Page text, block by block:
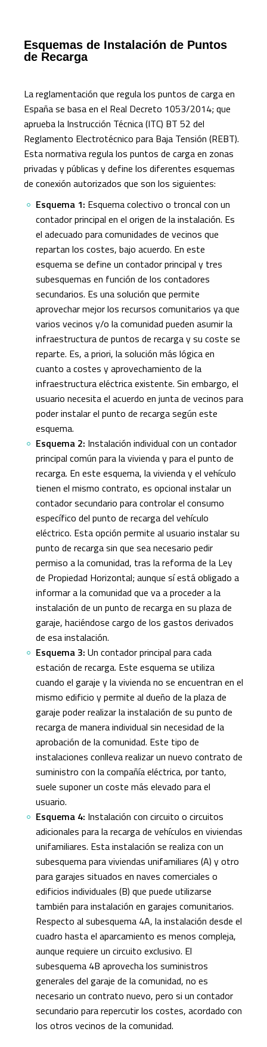
Esquemas de Instalación de Puntos
de Recarga
La reglamentación que regula los puntos de carga en
España se basa en el Real Decreto 1053/2014; que
aprueba la Instrucción Técnica (ITC) BT 52 del
Reglamento Electrotécnico para Baja Tensión (REBT).
Esta normativa regula los puntos de carga en zonas
privadas y públicas y define los diferentes esquemas
de conexión autorizados que son los siguientes:
Esquema 1: Esquema colectivo o troncal con un
contador principal en el origen de la instalación. Es
el adecuado para comunidades de vecinos que
repartan los costes, bajo acuerdo. En este
esquema se define un contador principal y tres
subesquemas en función de los contadores
secundarios. Es una solución que permite
aprovechar mejor los recursos comunitarios ya que
varios vecinos y/o la comunidad pueden asumir la
infraestructura de puntos de recarga y su coste se
reparte. Es, a priori, la solución más lógica en
cuanto a costes y aprovechamiento de la
infraestructura eléctrica existente. Sin embargo, el
usuario necesita el acuerdo en junta de vecinos para
poder instalar el punto de recarga según este
esquema.
Esquema 2: Instalación individual con un contador
principal común para la vivienda y para el punto de
recarga. En este esquema, la vivienda y el vehículo
tienen el mismo contrato, es opcional instalar un
contador secundario para controlar el consumo
específico del punto de recarga del vehículo
eléctrico. Esta opción permite al usuario instalar su
punto de recarga sin que sea necesario pedir
permiso a la comunidad, tras la reforma de la Ley
de Propiedad Horizontal; aunque sí está obligado a
informar a la comunidad que va a proceder a la
instalación de un punto de recarga en su plaza de
garaje, haciéndose cargo de los gastos derivados
de esa instalación.
Esquema 3: Un contador principal para cada
estación de recarga. Este esquema se utiliza
cuando el garaje y la vivienda no se encuentran en el
mismo edificio y permite al dueño de la plaza de
garaje poder realizar la instalación de su punto de
recarga de manera individual sin necesidad de la
aprobación de la comunidad. Este tipo de
instalaciones conlleva realizar un nuevo contrato de
suministro con la compañía eléctrica, por tanto,
suele suponer un coste más elevado para el
usuario.
Esquema 4: Instalación con circuito o circuitos
adicionales para la recarga de vehículos en viviendas
unifamiliares. Esta instalación se realiza con un
subesquema para viviendas unifamiliares (A) y otro
para garajes situados en naves comerciales o
edificios individuales (B) que puede utilizarse
también para instalación en garajes comunitarios.
Respecto al subesquema 4A, la instalación desde el
cuadro hasta el aparcamiento es menos compleja,
aunque requiere un circuito exclusivo. El
subesquema 4B aprovecha los suministros
generales del garaje de la comunidad, no es
necesario un contrato nuevo, pero si un contador
secundario para repercutir los costes, acordado con
los otros vecinos de la comunidad.